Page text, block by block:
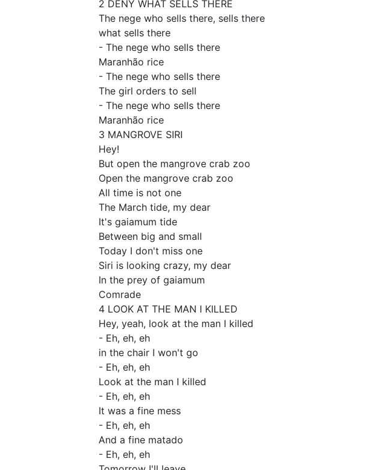
2 DENY WHAT SELLS THERE
The nege who sells there, sells there
what sells there
- The nege who sells there
Maranhão rice
- The nege who sells there
The girl orders to sell
- The nege who sells there
Maranhão rice
3 MANGROVE SIRI
Hey!
But open the mangrove crab zoo
Open the mangrove crab zoo
All time is not one
The March tide, my dear
It's gaiamum tide
Between big and small
Today I don't miss one
Siri is looking crazy, my dear
In the prey of gaiamum
Comrade
4 LOOK AT THE MAN I KILLED
Hey, yeah, look at the man I killed
- Eh, eh, eh
in the chair I won't go
- Eh, eh, eh
Look at the man I killed
- Eh, eh, eh
It was a fine mess
- Eh, eh, eh
And a fine matado
- Eh, eh, eh